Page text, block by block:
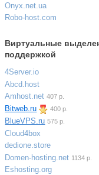
Onyx.net.ua
Robo-host.com
Виртуальные
поддержкой
4Server.io
Abcd.host
Amhost.net 407 р.
Bitweb.ru 400 р.
BlueVPS.ru 575 р.
Cloud4box
dedione.store
Domen-hosting.net 1134 р.
Eshosting.org